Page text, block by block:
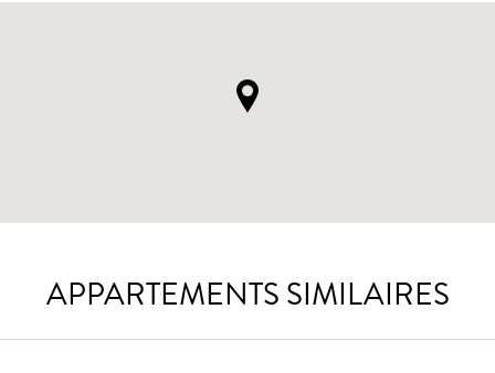
APPARTEMENTS SIMILAIRES